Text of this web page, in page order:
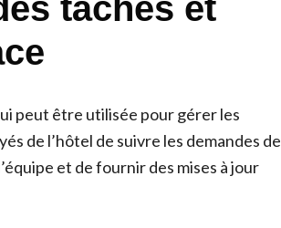
tâches et
peut être utilisée pour gérer les
de l’hôtel de suivre les demandes de
et de fournir des mises à jour